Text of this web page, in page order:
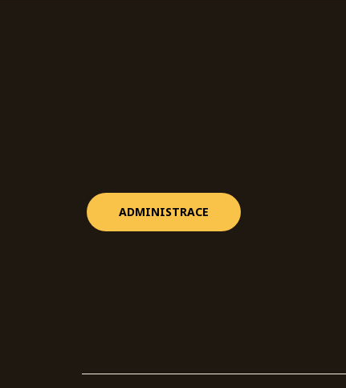
ADMINISTRACE